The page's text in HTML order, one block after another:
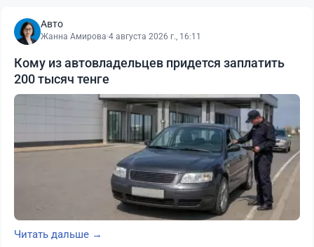
Авто
Жанна Амирова·4 августа 2026 г., 16:11
Кому из автовладельцев придется заплатить
200 тысяч тенге
Читать дальше →